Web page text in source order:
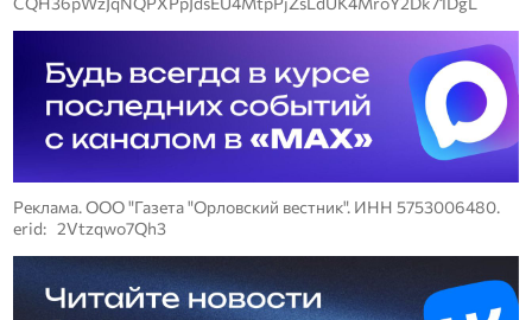
Реклама. ООО "Газета "Орловский вестник". ИНН 5753006480.
erid: 2Vtzqwo7Qh3